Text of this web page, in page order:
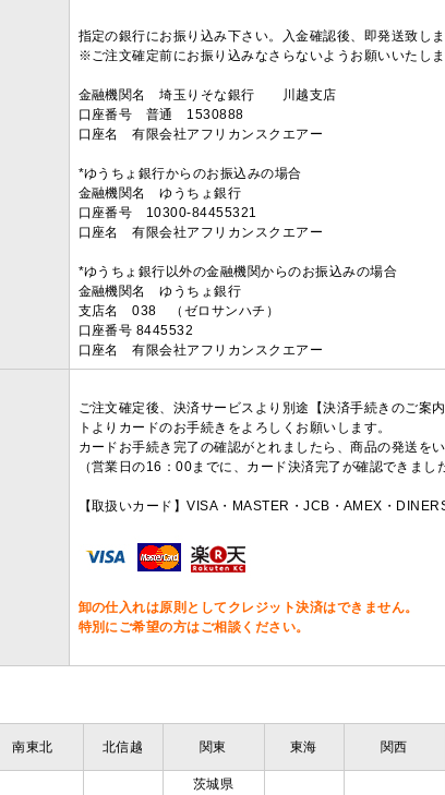
指定の銀行にお振り込み下さい。入金確認後、即発送致しま
※ご注文確定前にお振り込みなさらないようお願いいたしま
金融機関名 埼玉りそな銀行 川越支店
口座番号 普通 1530888
口座名 有限会社アフリカンスクエアー
*ゆうちょ銀行からのお振込みの場合
金融機関名 ゆうちょ銀行
口座番号 10300-84455321
口座名 有限会社アフリカンスクエアー
*ゆうちょ銀行以外の金融機関からのお振込みの場合
金融機関名 ゆうちょ銀行
支店名 038 （ゼロサンハチ）
口座番号 8445532
口座名 有限会社アフリカンスクエアー
ご注文確定後、決済サービスより別途【決済手続きのご案
トよりカードのお手続きをよろしくお願いします。
カードお手続き完了の確認がとれましたら、商品の発送をい
（営業日の16：00までに、カード決済完了が確認できまし
【取扱いカード】VISA・MASTER・JCB・AMEX・
卸の仕入れは原則としてクレジット決済はできません。
特別にご希望の方はご相談ください。
南東北 北信越 関東 東海 関西
茨城県